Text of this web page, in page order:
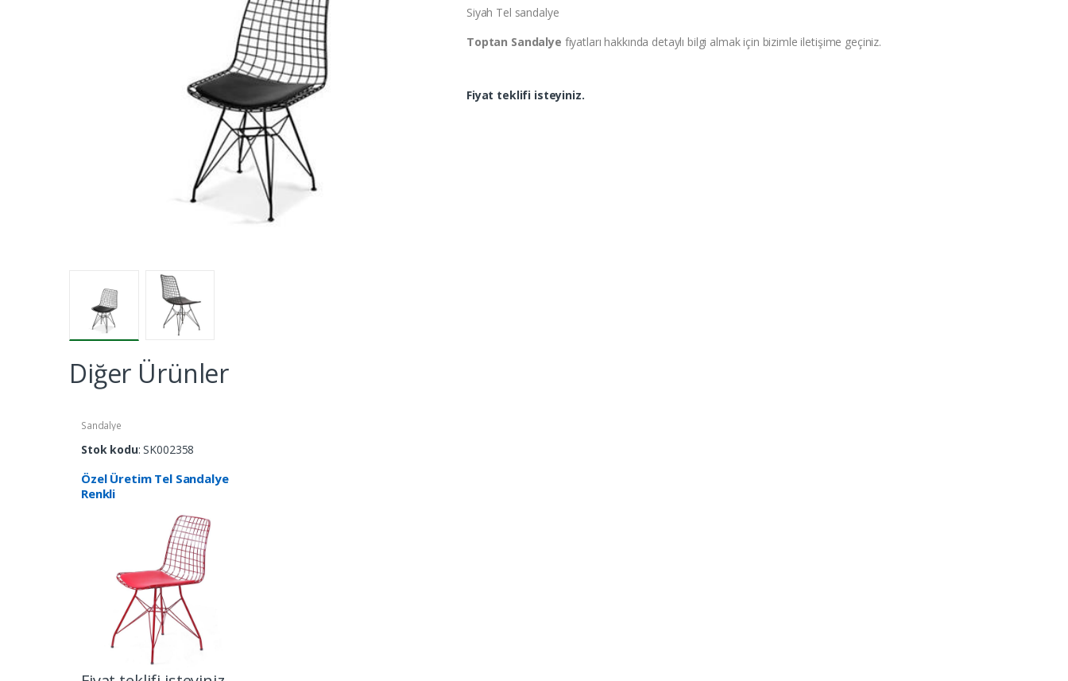
Siyah Tel sandalye
Toptan Sandalye fiyatları hakkında detaylı bilgi almak için bizimle iletişime geçiniz.
Fiyat teklifi isteyiniz.
Diğer Ürünler
Sandalye
Stok kodu: SK002358
Özel Üretim Tel Sandalye
Renkli